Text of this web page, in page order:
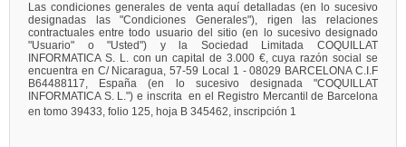
Las condiciones generales de venta aquí detalladas (en lo sucesivo
designadas las "Condiciones Generales"), rigen las relaciones
contractuales entre todo usuario del sitio (en lo sucesivo designado
"Usuario" o "Usted") y la Sociedad Limitada COQUILLAT
INFORMATICA S. L. con un capital de 3.000 €, cuya razón social se
encuentra en C/ Nicaragua, 57-59 Local 1 - 08029 BARCELONA C.I.F
B64488117, España (en lo sucesivo designada "COQUILLAT
INFORMATICA S. L.") e inscrita en el Registro Mercantil de Barcelona
en tomo 39433, folio 125, hoja B 345462, inscripción 1